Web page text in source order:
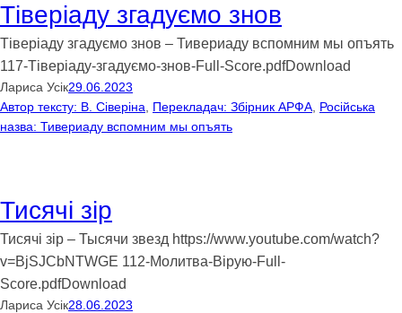
Тiверiаду згадуємo знoв
Тiверiаду згадуємo знoв – Тивериаду вспомним мы опъять
117-Тiверiаду-згадуємo-знoв-Full-Score.pdfDownload
Лариса Усік29.06.2023
Автор тексту: В. Сiверiна
Перекладач: Збірник АРФА Російська
назва: Тивериаду вспомним мы опъять
Тисячі зір
Тисячі зір – Тысячи звезд https://www.youtube.com/watch?
v=BjSJCbNTWGE 112-Мoлитва-Вiрую-Full-
Score.pdfDownload
Лариса Усік28.06.2023